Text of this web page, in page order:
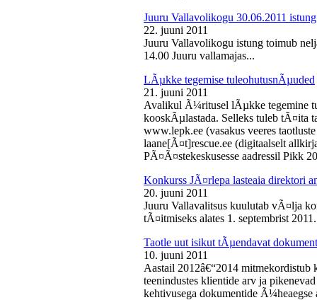
Juuru Vallavolikogu 30.06.2011 istung
22. juuni 2011
Juuru Vallavolikogu istung toimub
14.00 Juuru vallamajas...
LÃµkke tegemise tuleohutusnÃµuded
21. juuni 2011
Avalikul Ã¼ritusel lÃµkke tegemine
kooskÃµlastada. Selleks tuleb tÃ¤ita
www.lepk.ee (vasakus veeres
laane[Ã¤t]rescue.ee (digitaalselt
PÃ¤Ã¤stekeskusesse aadressil Pikk
Konkurss JÃ¤rlepa lasteaia direktori
20. juuni 2011
Juuru Vallavalitsus kuulutab vÃ¤lja
tÃ¤itmiseks alates 1. septembrist
Taotle uut isikut tÃµendavat
10. juuni 2011
Aastail 2012â€“2014
teenindustes klientide arv ja
kehtivusega dokumentide Ã¼heaegse